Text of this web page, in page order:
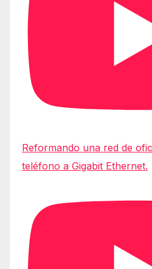
Reformando una red de
teléfono a Gigabit Ethernet.